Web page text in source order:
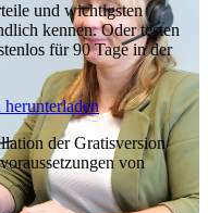
und wichtigsten
kennen. Oder testen
für 90 Tage in der
der Gratisversion
von